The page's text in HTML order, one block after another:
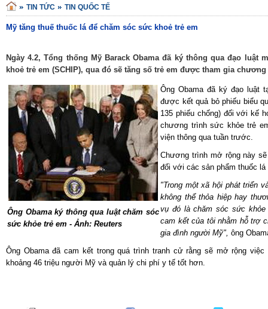
TIN TỨC TIN QUỐC TẾ
Mỹ tăng thuế thuốc lá để chăm sóc sức khoẻ trẻ em
Ngày 4.2, Tổng thống Mỹ Barack Obama đã ký thông qua đạo
khoẻ trẻ em (SCHIP), qua đó sẽ tăng số trẻ em được tham gia
Ông Obama ký thông qua luật chăm sóc
sức khỏe trẻ em - Ảnh: Reuters
Ông Obama đã ký đạo luật
được kết quả bỏ phiếu biểu
135 phiếu chống) đối với kế
chương trình sức khỏe trẻ
viện thông qua tuần trước.
Chương trình mở rộng này
đối với các sản phẩm thuốc
"Trong một xã hội phát triển
không thể thỏa hiệp hay
vụ đó là chăm sóc sức
cam kết của tôi nhằm hỗ trợ
gia đình người Mỹ", ông
Ông Obama đã cam kết trong quá trình tranh cử rằng sẽ mở rộng
khoảng 46 triệu người Mỹ và quản lý chi phí y tế tốt hơn.